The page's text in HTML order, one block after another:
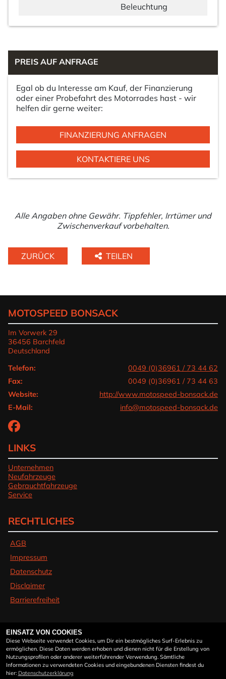
Beleuchtung
PREIS AUF ANFRAGE
Egal ob du Interesse am Kauf, der Finanzierung
oder einer Probefahrt des Motorrades hast - wir
helfen dir gerne weiter:
FINANZIERUNG ANFRAGEN
KONTAKTIERE UNS
Alle Angaben ohne Gewähr. Tippfehler, Irrtümer und
Zwischenverkauf vorbehalten.
ZURÜCK TEILEN
MOTOSPEED BONSACK
Im Vorwerk 29
36456 Barchfeld
Deutschland
Telefon:
0049 (0)36961 / 73 44 62
Fax:
0049 (0)36961 / 73 44 63
Website:
http://www.motospeed-bonsack.de
E-Mail:
info@motospeed-bonsack.de
LINKS
Unternehmen
Neufahrzeuge
Gebrauchtfahrzeuge
Service
RECHTLICHES
AGB
Impressum
Datenschutz
Disclaimer
Barrierefreiheit
ÖFFNUNGSZEITEN
Montag:
09:30 - 12:00 und 13:00 - 18:00
Dienstag:
09:30 - 12:00 und 13:00 - 18:00
EINSATZ VON COOKIES
Diese Webseite verwendet Cookies, um Dir ein bestmögliches Surf-Erlebnis zu
ermöglichen. Diese Daten werden erhoben und dienen nicht für die Erstellung von
Nutzungsprofilen oder anderer weiterführender Verwendung. Sämtliche
Informationen zu verwendeten Cookies und eingebundenen Diensten findest du
hier: Datenschutzerklärung